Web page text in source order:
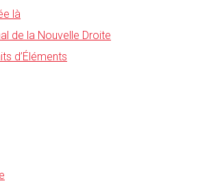
là
de la Nouvelle Droite
d’Éléments